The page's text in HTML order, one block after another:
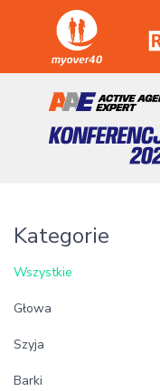
Kategorie
Wszystkie
Głowa
Szyja
Barki